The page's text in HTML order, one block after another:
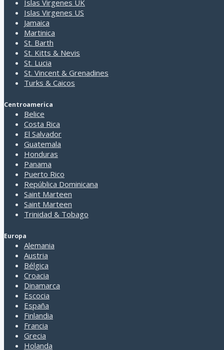
Islas Virgenes UK
Islas Virgenes US
Jamaica
Martinica
St. Barth
St. Kitts & Nevis
St. Lucia
St. Vincent & Grenadines
Turks & Caicos
Centroamerica
Belice
Costa Rica
El Salvador
Guatemala
Honduras
Panama
Puerto Rico
República Dominicana
Saint Marteen
Saint Marteen
Trinidad & Tobago
Europa
Alemania
Austria
Bélgica
Croacia
Dinamarca
Escocia
España
Finlandia
Francia
Grecia
Holanda
Cuenta con dos estados
independientes: San Marino y
encuentra el micro estado del
Ciudades de Italia
Acireale
Acqui Terme
Acrotiri
Alberobello
Alessandria
Alghero
Alicudi
Altomonte
Amalfi
Amarante
Ancona
Andria
Anterselva di Mezzo
Arezzo
Arzachena
Asís
Ascoli Piceno
Asis
Asolo
Assisi
Asti
Atrani
Avellino
Badesse Monteriggioni